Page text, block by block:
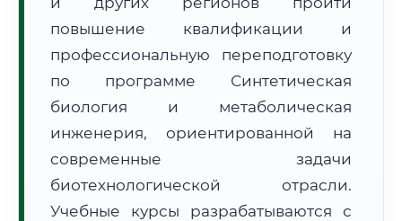
Расчет логистики оригиналов:
• Маршрут транзита:~2 959 км
повышение квалификации и
профессиональную переподготовку
по программе Синтетическая
биология и метаболическая
инженерия, ориентированной на
современные задачи
биотехнологической отрасли.
Учебные курсы разрабатываются с